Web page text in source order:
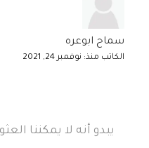
سماح ابوعره
الكاتب منذ: نوفمبر 24, 2021
يبدو أنه لا يمكننا